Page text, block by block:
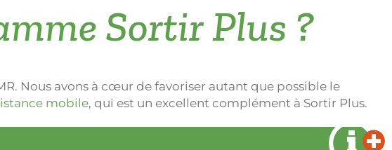
Sortir Plus ?
Nous avons à cœur de favoriser autant que possible le
mobile, qui est un excellent complément à Sortir Plus.